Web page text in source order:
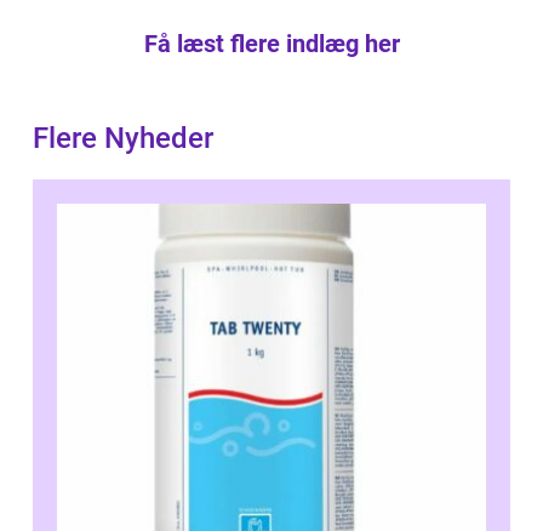
Få læst flere indlæg her
Flere Nyheder